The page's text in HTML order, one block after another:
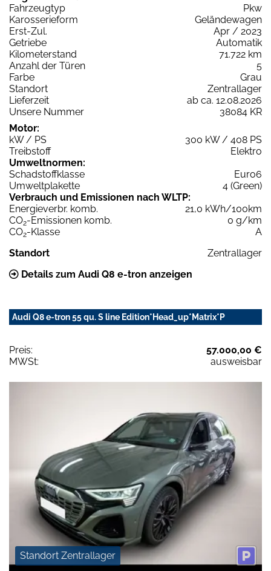
Fahrzeugtyp
Pkw
Karosserieform
Geländewagen
Erst-Zul.
Apr / 2023
Getriebe
Automatik
Kilometerstand
71.722 km
Anzahl der Türen
5
Farbe
Grau
Standort
Zentrallager
Lieferzeit
ab ca. 12.08.2026
Unsere Nummer
38084 KR
Motor:
kW / PS
300 kW / 408 PS
Treibstoff
Elektro
Umweltnormen:
Schadstoffklasse
Euro6
Umweltplakette
4 (Green)
Verbrauch und Emissionen nach WLTP:
Energieverbr. komb.
21,0 kWh/100km
CO2-Emissionen komb.
0 g/km
CO2-Klasse
A
Standort
Zentrallager
Details zum Audi Q8 e-tron anzeigen
Audi Q8 e-tron 55 qu. S line Edition*Head_up*Matrix*P
Preis:
57.000,00 €
MWSt:
ausweisbar
Standort Zentrallager